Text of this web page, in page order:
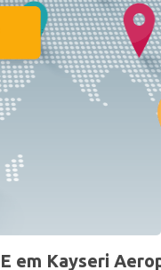
em Kayseri